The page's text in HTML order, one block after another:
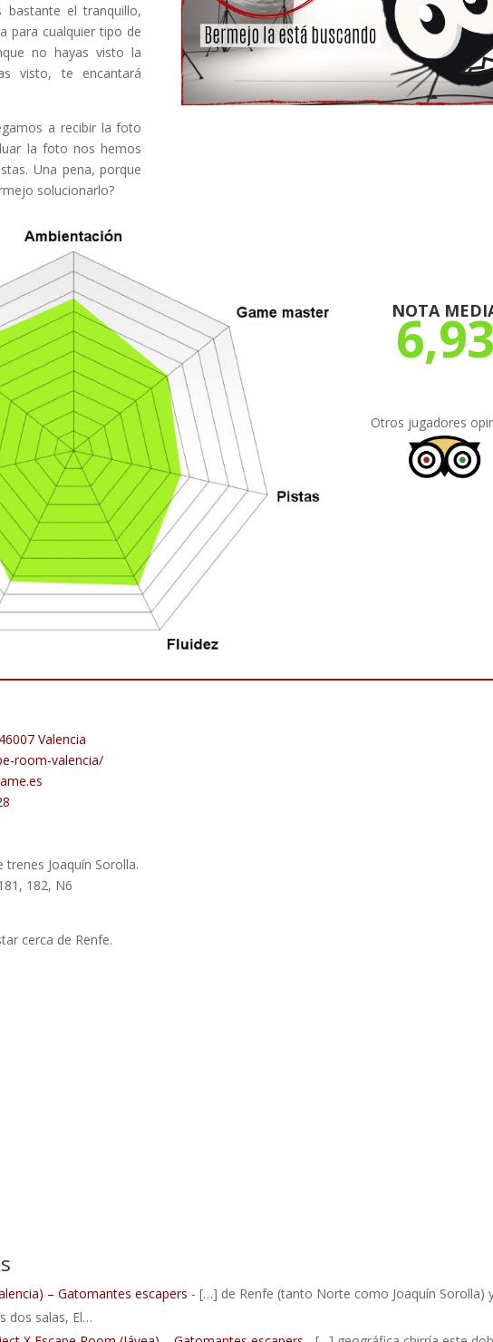
bastante el tranquillo,
para cualquier tipo de
no hayas visto la
visto, te encantará
a recibir la foto
la foto nos hemos
Una pena, porque
solucionarlo?
NOTA
Otros jugadores
Valencia
room-valencia/
trenes Joaquín Sorolla.
182, N6
cerca de Renfe.
– Gatomantes escapers - […] de Renfe (tanto Norte como Joaquín Sorolla)
dos salas, El…